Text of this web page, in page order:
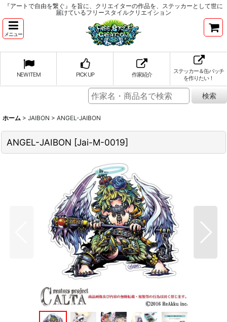
『アートで自由を繋ぐ』を旨に、クリエイターの作品を、ステッカーとして世に
届けているフリースタイルクリエイション
メニュー
NEW ITEM PICK UP 作家紹介
ステッカー＆缶バッチ
を作りたい！
ホーム > JAIBON > ANGEL-JAIBON
ANGEL-JAIBON [Jai-M-0019]